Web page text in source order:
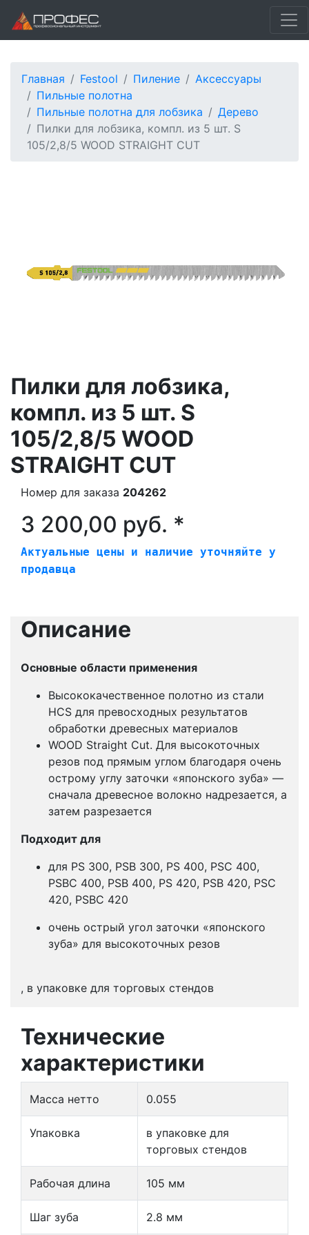
Главная Festool Пиление
Аксессуары
Пильные полотна
Пильные полотна для лобзика
Дерево
Пилки для лобзика, компл. из 5 шт. S
105/2,8/5 WOOD STRAIGHT CUT
Пилки для лобзика,
компл. из 5 шт. S
105/2,8/5 WOOD
STRAIGHT CUT
Номер для заказа 204262
3 200,00 руб. *
Актуальные цены и наличие уточняйте у
продавца
Описание
Основные области применения
Высококачественное полотно из стали
HCS для превосходных результатов
обработки древесных материалов
WOOD Straight Cut. Для высокоточных
резов под прямым углом благодаря очень
острому углу заточки «японского зуба» —
сначала древесное волокно надрезается, а
затем разрезается
Подходит для
для PS 300, PSB 300, PS 400, PSC 400,
PSBC 400, PSB 400, PS 420, PSB 420, PSC
420, PSBC 420
очень острый угол заточки «японского
зуба» для высокоточных резов
, в упаковке для торговых стендов
Технические
характеристики
Масса нетто 0.055
Упаковка
в упаковке для
торговых стендов
Рабочая длина 105 мм
Шаг зуба 2.8 мм